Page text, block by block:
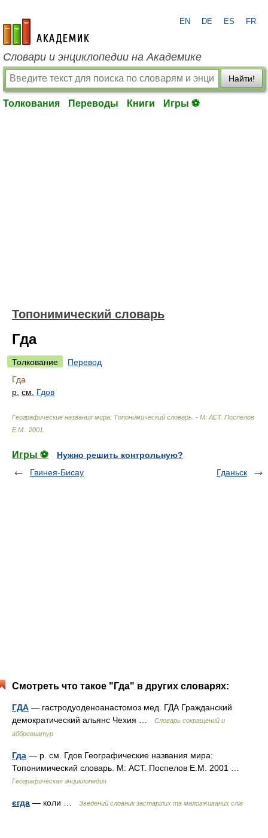
academic.ru
EN DE ES FR
Словари и энциклопедии на Академике
Найти!
Толкования Переводы Книги Игры ⚽
Топонимический словарь
Гда
Толкование
Перевод
Гда
р. см. Гдов
Географические названия мира: Топонимический словарь. - М: АСТ. Поспелов
Е.М.
2001
Игры ⚽
Нужно решить контрольную?
Гвинея-Бисау
Гданьск
Смотреть что такое "Гда" в других словарях:
ГДА — гастродуоденоанастомоз мед. ГДА Гражданский
демократический альянс Чехия …
Словарь сокращений и
аббревиатур
Гда — р. см. Гдов Географические названия мира:
Топонимический словарь. М: АСТ. Поспелов Е.М. 2001 …
Географическая энциклопедия
єгда — коли … Зведений словник застарілих та маловживаних слів